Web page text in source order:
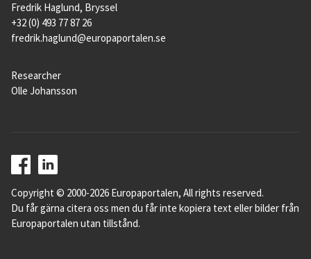
Fredrik Haglund, Bryssel
+32 (0) 493 77 87 26
fredrik.haglund@europaportalen.se
Researcher
Olle Johansson
Copyright © 2000-2026 Europaportalen, All rights reserved.
Du får gärna citera oss men du får inte kopiera text eller bilder från
Europaportalen utan tillstånd.